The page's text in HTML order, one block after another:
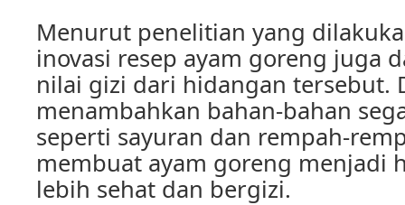
Menurut penelitian yang
inovasi resep ayam goreng juga
nilai gizi dari hidangan tersebut.
menambahkan bahan-bahan
seperti sayuran dan rempah-
membuat ayam goreng menjadi
lebih sehat dan bergizi.